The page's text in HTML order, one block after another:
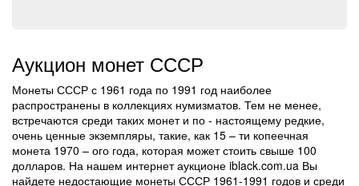
Аукцион монет СССР
Монеты СССР с 1961 года по 1991 год наиболее
распространены в коллекциях нумизматов. Тем не менее,
встречаются среди таких монет и по - настоящему редкие,
очень ценные экземпляры, такие, как 15 – ти копеечная
монета 1970 – ого года, которая может стоить свыше 100
долларов. На нашем интернет аукционе iblack.com.ua Вы
найдете недостающие монеты СССР 1961-1991 годов и среди